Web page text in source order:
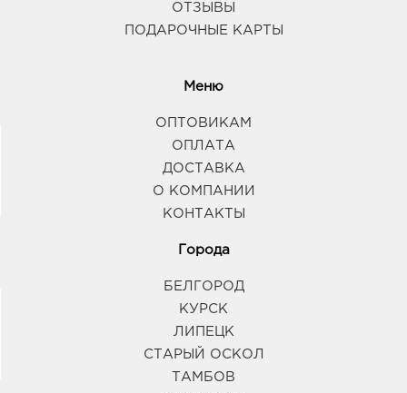
ОТЗЫВЫ
ПОДАРОЧНЫЕ КАРТЫ
Меню
ОПТОВИКАМ
ОПЛАТА
ДОСТАВКА
О КОМПАНИИ
КОНТАКТЫ
Города
БЕЛГОРОД
КУРСК
ЛИПЕЦК
СТАРЫЙ ОСКОЛ
ТАМБОВ